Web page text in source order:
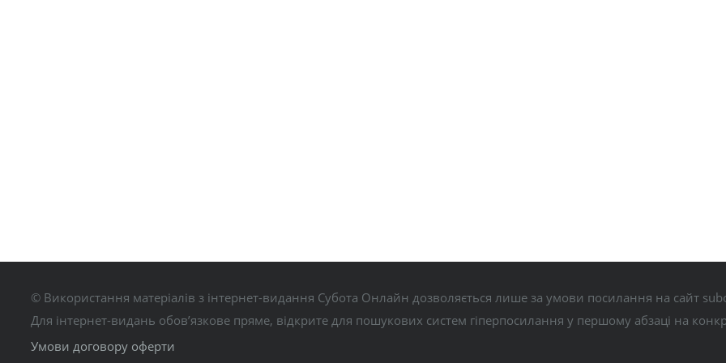
© Використання матеріалів з інтернет-видання Субота Онлайн дозволяється лише за умови посилання на сайт
Для інтернет-видань обов’язкове пряме, відкрите для пошукових систем гіперпосилання у першому абзаці на
Умови договору оферти